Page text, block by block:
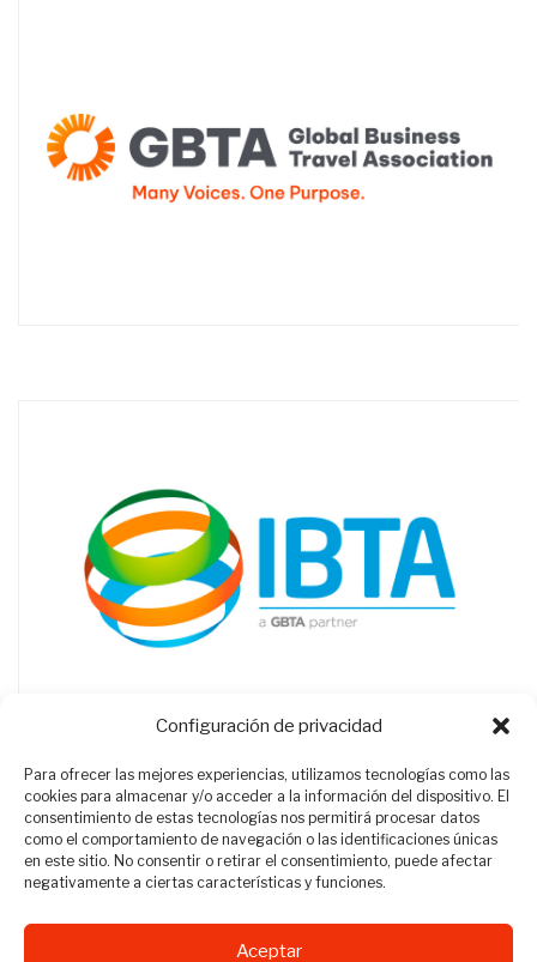
Configuración de privacidad
Para ofrecer las mejores experiencias, utilizamos tecnologías como las
cookies para almacenar y/o acceder a la información del dispositivo. El
consentimiento de estas tecnologías nos permitirá procesar datos
como el comportamiento de navegación o las identificaciones únicas
en este sitio. No consentir o retirar el consentimiento, puede afectar
negativamente a ciertas características y funciones.
Aceptar